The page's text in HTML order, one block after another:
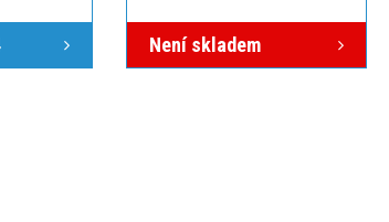
Není skladem